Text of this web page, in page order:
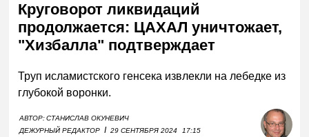
Круговорот ликвидаций
продолжается: ЦАХАЛ уничтожает,
"Хизбалла" подтверждает
Труп исламистского генсека извлекли на лебедке из
глубокой воронки.
АВТОР:СТАНИСЛАВ ОКУНЕВИЧ
ДЕЖУРНЫЙ РЕДАКТОР I 29 СЕНТЯБРЯ 2024 17:15